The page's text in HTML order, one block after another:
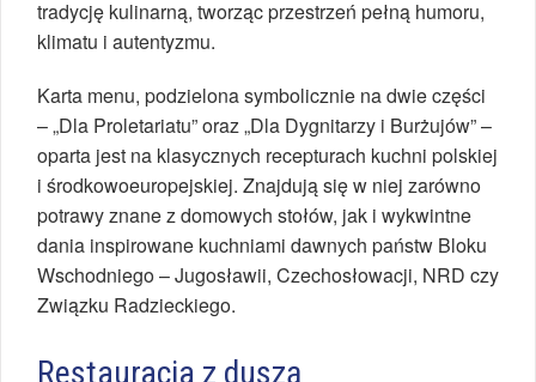
tradycję kulinarną, tworząc przestrzeń pełną humoru,
klimatu i autentyzmu.
Karta menu, podzielona symbolicznie na dwie części
– „Dla Proletariatu” oraz „Dla Dygnitarzy i Burżujów” –
oparta jest na klasycznych recepturach kuchni polskiej
i środkowoeuropejskiej. Znajdują się w niej zarówno
potrawy znane z domowych stołów, jak i wykwintne
dania inspirowane kuchniami dawnych państw Bloku
Wschodniego – Jugosławii, Czechosłowacji, NRD czy
Związku Radzieckiego.
Restauracja z duszą